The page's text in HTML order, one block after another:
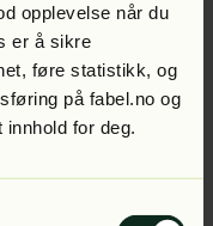
opplevelse når du
er å sikre
føre statistikk, og
på fabel.no og
for deg.